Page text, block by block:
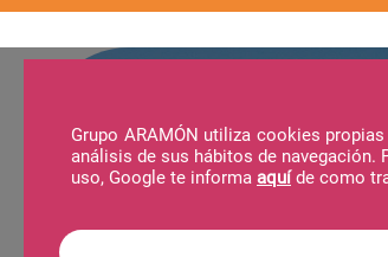
Grupo ARAMÓN utiliza cookies
análisis de sus hábitos de
uso, Google te informa aquíde como
Destinos